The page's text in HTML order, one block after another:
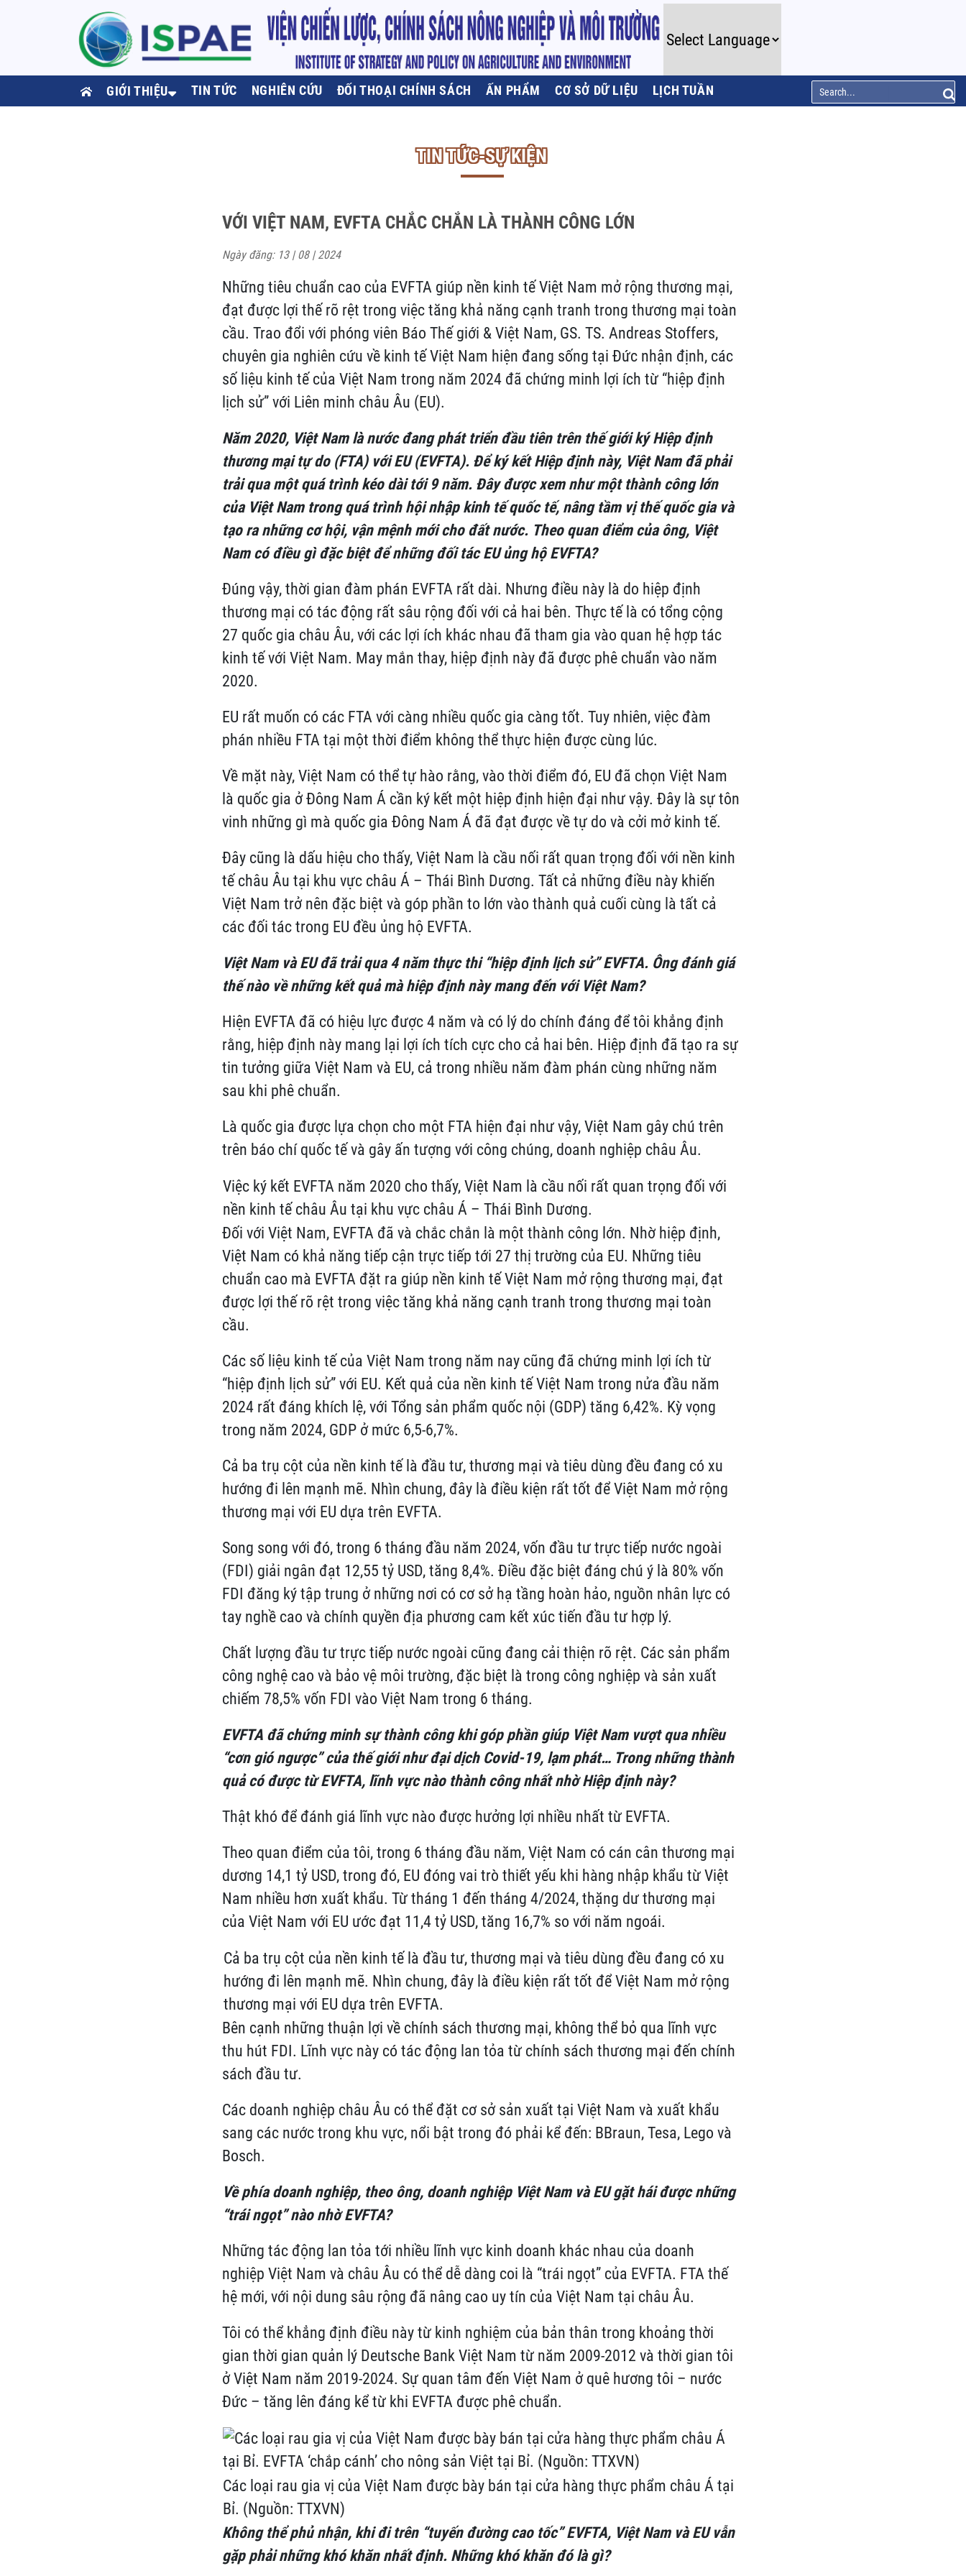
GIỚI THIỆU TIN TỨC NGHIÊN CỨU ĐỐI THOẠI CHÍNH SÁCH ẤN PHẨM CƠ SỞ DỮ LIỆU LỊCH TUẦN
TIN TỨC-SỰ KIỆN
VỚI VIỆT NAM, EVFTA CHẮC CHẮN LÀ THÀNH CÔNG LỚN
Ngày đăng: 13 | 08 | 2024
Những tiêu chuẩn cao của EVFTA giúp nền kinh tế Việt Nam mở rộng thương mại,
đạt được lợi thế rõ rệt trong việc tăng khả năng cạnh tranh trong thương mại toàn
cầu. Trao đổi với phóng viên Báo Thế giới & Việt Nam, GS. TS. Andreas Stoffers,
chuyên gia nghiên cứu về kinh tế Việt Nam hiện đang sống tại Đức nhận định, các
số liệu kinh tế của Việt Nam trong năm 2024 đã chứng minh lợi ích từ “hiệp định
lịch sử” với Liên minh châu Âu (EU).
Năm 2020, Việt Nam là nước đang phát triển đầu tiên trên thếgiớiký Hiệp định
thương mại tự do (FTA) vớiEU (EVFTA). Để ký kếtHiệp địnhnày, Việt Nam đã phải
trải qua một quá trình kéo dài tới 9 năm. Đây được xem nhưmột thành công lớn
của Việt Nam trong quá trình hội nhập kinh tế quốc tế, nâng tầm vị thế quốc gia và
tạo ra những cơ hội, vận mệnh mới cho đất nước. Theo quan điểm của ông, Việt
Nam có điều gìđặc biệt để nhữngđối tác EUủng hộ EVFTA?
Đúng vậy, thời gian đàm phán EVFTA rất dài. Nhưng điều này là do hiệp định
thương mại có tác động rất sâu rộng đối với cả hai bên. Thực tế là có tổng cộng
27 quốc gia châu Âu, với các lợi ích khác nhau đã tham gia vào quan hệ hợp tác
kinh tế với Việt Nam. May mắn thay, hiệp định này đã được phê chuẩn vào năm
2020.
EU rất muốn có các FTA với càng nhiều quốc gia càng tốt. Tuy nhiên, việc đàm
phán nhiều FTA tại một thời điểm không thể thực hiện được cùng lúc.
Về mặt này, Việt Nam có thể tự hào rằng, vào thời điểm đó, EU đã chọn Việt Nam
là quốc gia ở Đông Nam Á cần ký kết một hiệp định hiện đại như vậy. Đây là sự tôn
vinh những gì mà quốc gia Đông Nam Á đã đạt được về tự do và cởi mở kinh tế.
Đây cũng là dấu hiệu cho thấy, Việt Nam là cầu nối rất quan trọng đối với nền kinh
tế châu Âu tại khu vực châu Á – Thái Bình Dương. Tất cả những điều này khiến
Việt Nam trở nên đặc biệt và góp phần to lớn vào thành quả cuối cùng là tất cả
các đối tác trong EU đều ủng hộ EVFTA.
Việt Nam và EU đã trải qua 4năm thực thi “hiệp định lịch sử” EVFTA. Ôngđánh giá
thế nào về những kết quả mà hiệp định này mang đến với Việt Nam?
Hiện EVFTA đã có hiệu lực được 4 năm và có lý do chính đáng để tôi khẳng định
rằng, hiệp định này mang lại lợi ích tích cực cho cả hai bên. Hiệp định đã tạo ra sự
tin tưởng giữa Việt Nam và EU, cả trong nhiều năm đàm phán cùng những năm
sau khi phê chuẩn.
Là quốc gia được lựa chọn cho một FTA hiện đại như vậy, Việt Nam gây chú trên
trên báo chí quốc tế và gây ấn tượng với công chúng, doanh nghiệp châu Âu.
Việc ký kết EVFTA năm 2020 cho thấy, Việt Nam là cầu nối rất quan trọng đối với
nền kinh tế châu Âu tại khu vực châu Á – Thái Bình Dương.
Đối với Việt Nam, EVFTA đã và chắc chắn là một thành công lớn. Nhờ hiệp định,
Việt Nam có khả năng tiếp cận trực tiếp tới 27 thị trường của EU. Những tiêu
chuẩn cao mà EVFTA đặt ra giúp nền kinh tế Việt Nam mở rộng thương mại, đạt
được lợi thế rõ rệt trong việc tăng khả năng cạnh tranh trong thương mại toàn
cầu.
Các số liệu kinh tế của Việt Nam trong năm nay cũng đã chứng minh lợi ích từ
“hiệp định lịch sử” với EU. Kết quả của nền kinh tế Việt Nam trong nửa đầu năm
2024 rất đáng khích lệ, với Tổng sản phẩm quốc nội (GDP) tăng 6,42%. Kỳ vọng
trong năm 2024, GDP ở mức 6,5-6,7%.
Cả ba trụ cột của nền kinh tế là đầu tư, thương mại và tiêu dùng đều đang có xu
hướng đi lên mạnh mẽ. Nhìn chung, đây là điều kiện rất tốt để Việt Nam mở rộng
thương mại với EU dựa trên EVFTA.
Song song với đó, trong 6 tháng đầu năm 2024, vốn đầu tư trực tiếp nước ngoài
(FDI) giải ngân đạt 12,55 tỷ USD, tăng 8,4%. Điều đặc biệt đáng chú ý là 80% vốn
FDI đăng ký tập trung ở những nơi có cơ sở hạ tầng hoàn hảo, nguồn nhân lực có
tay nghề cao và chính quyền địa phương cam kết xúc tiến đầu tư hợp lý.
Chất lượng đầu tư trực tiếp nước ngoài cũng đang cải thiện rõ rệt. Các sản phẩm
công nghệ cao và bảo vệ môi trường, đặc biệt là trong công nghiệp và sản xuất
chiếm 78,5% vốn FDI vào Việt Nam trong 6 tháng.
EVFTA đã chứng minh sự thành công khi góp phần giúp Việt Nam vượt qua nhiều
“cơn gió ngược” của thế giới như đại dịch Covid-19, lạm phát… Trong những thành
quả có được từ EVFTA, lĩnh vực nào thành công nhất nhờ Hiệp định này?
Thật khó để đánh giá lĩnh vực nào được hưởng lợi nhiều nhất từ ​​EVFTA.
Theo quan điểm của tôi, trong 6 tháng đầu năm, Việt Nam có cán cân thương mại
dương 14,1 tỷ USD, trong đó, EU đóng vai trò thiết yếu khi hàng nhập khẩu từ Việt
Nam nhiều hơn xuất khẩu. Từ tháng 1 đến tháng 4/2024, thặng dư thương mại
của Việt Nam với EU ước đạt 11,4 tỷ USD, tăng 16,7% so với năm ngoái.
Cả ba trụ cột của nền kinh tế là đầu tư, thương mại và tiêu dùng đều đang có xu
hướng đi lên mạnh mẽ. Nhìn chung, đây là điều kiện rất tốt để Việt Nam mở rộng
thương mại với EU dựa trên EVFTA.
Bên cạnh những thuận lợi về chính sách thương mại, không thể bỏ qua lĩnh vực
thu hút FDI. Lĩnh vực này có tác động lan tỏa từ chính sách thương mại đến chính
sách đầu tư.
Các doanh nghiệp châu Âu có thể đặt cơ sở sản xuất tại Việt Nam và xuất khẩu
sang các nước trong khu vực, nổi bật trong đó phải kể đến: BBraun, Tesa, Lego và
Bosch.
Về phía doanh nghiệp, theo ông, doanh nghiệp Việt Nam và EU gặt hái được những
“trái ngọt” nào nhờ EVFTA?
Những tác động lan tỏa tới nhiều lĩnh vực kinh doanh khác nhau của doanh
nghiệp Việt Nam và châu Âu có thể dễ dàng coi là “trái ngọt” của EVFTA. FTA thế
hệ mới, với nội dung sâu rộng đã nâng cao uy tín của Việt Nam tại châu Âu.
Tôi có thể khẳng định điều này từ kinh nghiệm của bản thân trong khoảng thời
gian thời gian quản lý Deutsche Bank Việt Nam từ năm 2009-2012 và thời gian tôi
ở Việt Nam năm 2019-2024. Sự quan tâm đến Việt Nam ở quê hương tôi – nước
Đức – tăng lên đáng kể từ khi EVFTA được phê chuẩn.
Các loại rau gia vị của Việt Nam được bày bán tại cửa hàng thực phẩm châu Á tại
Bỉ. (Nguồn: TTXVN)
Không thể phủ nhận, khi đi trên “tuyến đường cao tốc” EVFTA, Việt Nam và EU vẫn
gặp phải những khó khăn nhất định. Những khó khăn đó là gì?